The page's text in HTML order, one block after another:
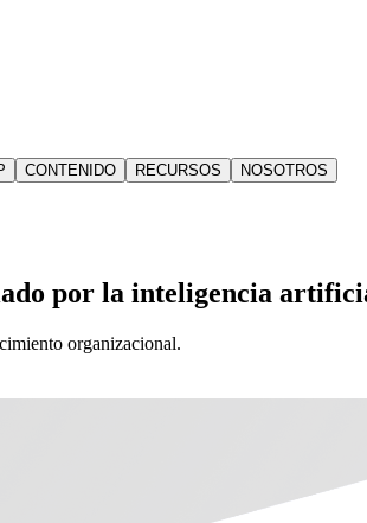
CONTENIDO RECURSOS NOSOTROS
por la inteligencia
organizacional.